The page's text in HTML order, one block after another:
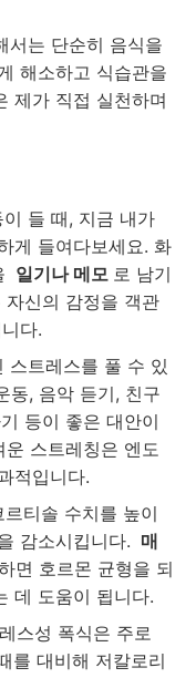
서는 단순히 음식을
해소하고 식습관을
제가 직접 실천하며
이 들 때, 지금 내가
게 들여다보세요. 화
일기나 메모 로 남기
신의 감정을 객관
다.
스트레스를 풀 수 있
동, 음악 듣기, 친구
등이 좋은 대안이
스트레칭은 엔도
적입니다.
티솔 수치를 높이
감소시킵니다. 매
면 호르몬 균형을 되
데 도움이 됩니다.
스성 폭식은 주로
를 대비해 저칼로리